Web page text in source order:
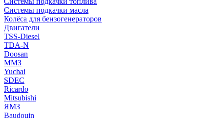
Системы подкачки масла
Колёса для бензогенераторов
Двигатели
TSS-Diesel
TDA-N
Doosan
ММЗ
Yuchai
SDEC
Ricardo
Mitsubishi
ЯМЗ
Baudouin